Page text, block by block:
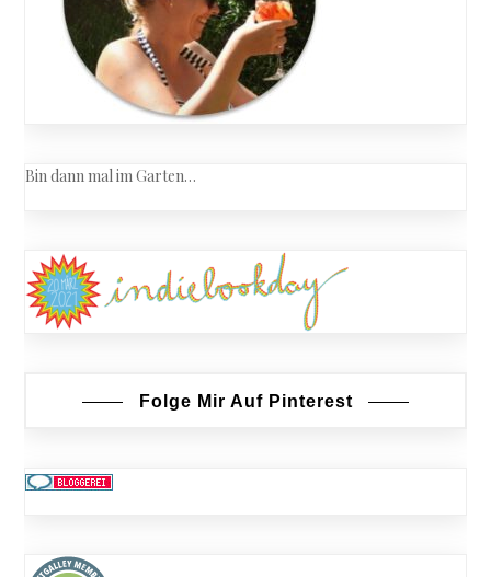
Bin dann mal im Garten…
Folge Mir Auf Pinterest